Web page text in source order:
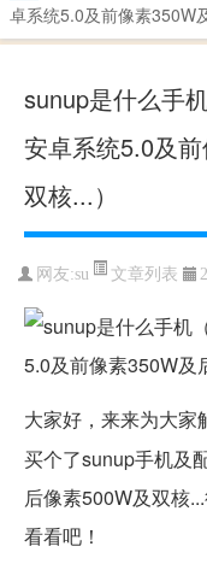
卓系统5.0及前像素350W
sunup是什么手
安卓系统5.0及
双核...）
网友:su 文章列表
大家好，来来为大家
买个了sunup手机及
后像素500W及双核
看看吧！